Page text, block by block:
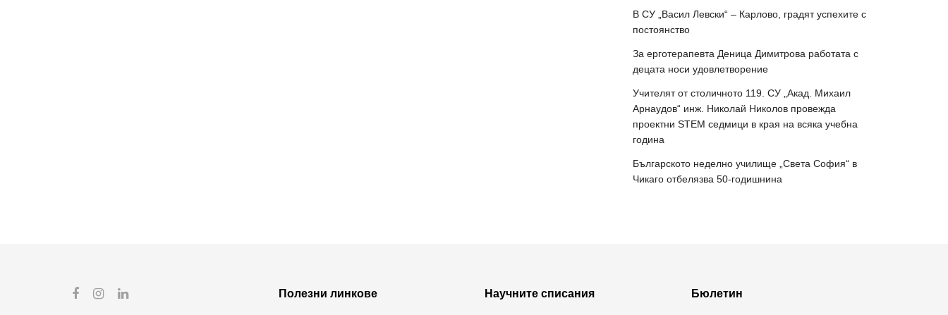
В СУ „Васил Левски“ – Карлово, градят успехите с
постоянство
За ерготерапевта Деница Димитрова работата с
децата носи удовлетворение
Учителят от столичното 119. СУ „Акад. Михаил
Арнаудов“ инж. Николай Николов провежда
проектни STEM седмици в края на всяка учебна
година
Българското неделно училище „Света София“ в
Чикаго отбелязва 50-годишнина
Полезни линкове Научните списания Бюлетин